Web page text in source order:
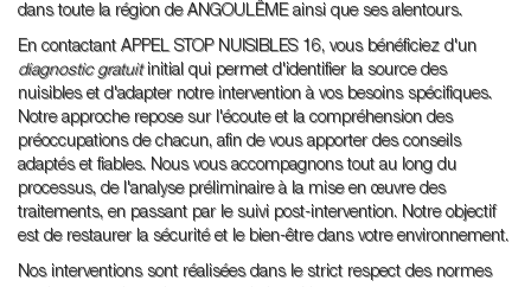
dans toute la région de ANGOULÊME ainsi que ses alentours.
En contactant APPEL STOP NUISIBLES 16, vous bénéficiez d'un
diagnostic gratuitinitial qui permet d'identifier la source des
nuisibles et d'adapter notre intervention à vos besoins spécifiques.
Notre approche repose sur l'écoute et la compréhension des
préoccupations de chacun, afin de vous apporter des conseils
adaptés et fiables. Nous vous accompagnons tout au long du
processus, de l'analyse préliminaire à la mise en œuvre des
traitements, en passant par le suivi post-intervention. Notre objectif
est de restaurer la sécurité et le bien-être dans votre environnement.
Nos interventions sont réalisées dans le strict respect des normes